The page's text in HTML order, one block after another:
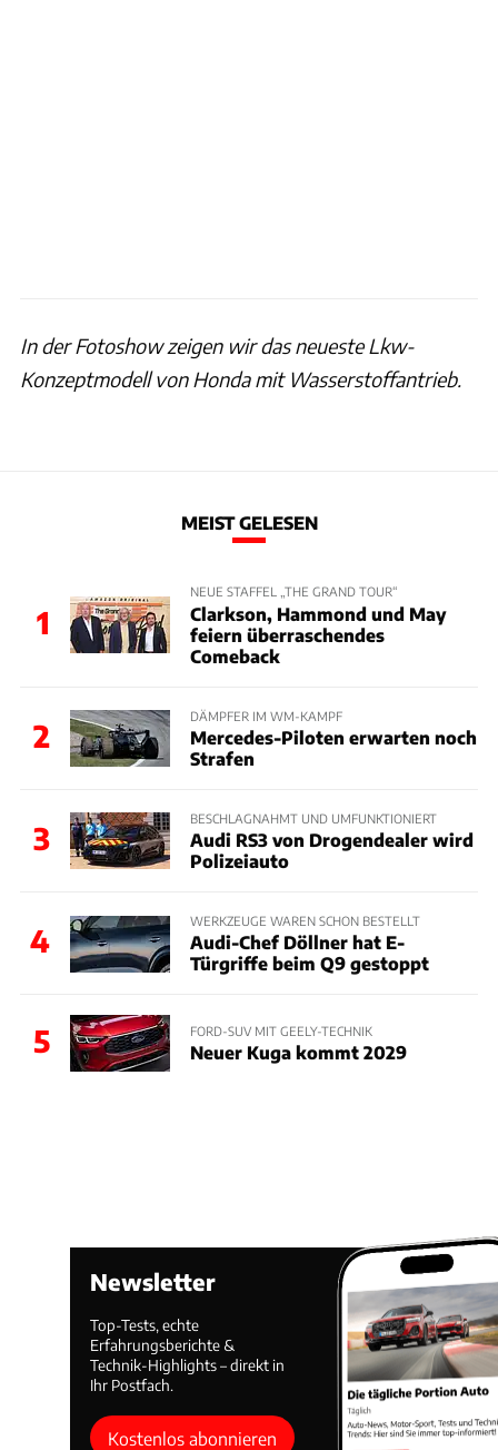
In der Fotoshow zeigen wir das neueste Lkw-
Konzeptmodell von Honda mit Wasserstoffantrieb.
MEIST GELESEN
1
NEUE STAFFEL „THE GRAND TOUR“
Clarkson, Hammond und May
feiern überraschendes
Comeback
2
DÄMPFER IM WM-KAMPF
Mercedes-Piloten erwarten noch
Strafen
3
BESCHLAGNAHMT UND UMFUNKTIONIERT
Audi RS3 von Drogendealer wird
Polizeiauto
4
WERKZEUGE WAREN SCHON BESTELLT
Audi-Chef Döllner hat E-
Türgriffe beim Q9 gestoppt
5 FORD-SUV MIT GEELY-TECHNIK
Neuer Kuga kommt 2029
Newsletter
Top-Tests, echte
Erfahrungsberichte &
Technik-Highlights – direkt in
Ihr Postfach.
Kostenlos abonnieren